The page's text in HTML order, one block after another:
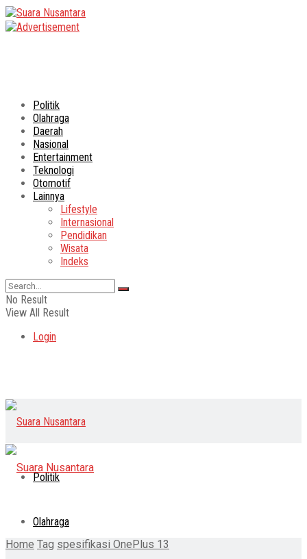
Politik
Olahraga
Daerah
Nasional
Entertainment
Teknologi
Otomotif
Lainnya
Lifestyle
Internasional
Pendidikan
Wisata
Indeks
No Result
View All Result
Login
Politik
Olahraga
Home Tag spesifikasi OnePlus 13